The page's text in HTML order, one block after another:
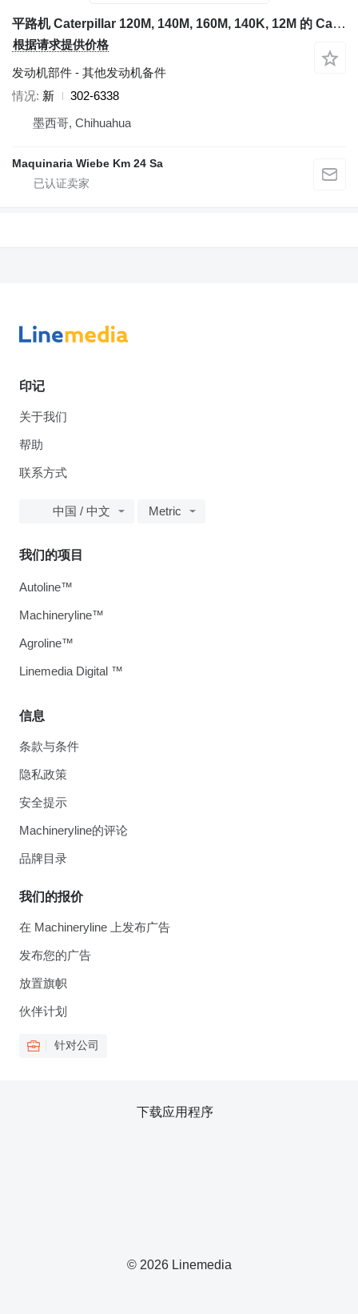
平路机 Caterpillar 120M, 140M, 160M, 140K, 12M 的 Caterpillar 302-6338
根据请求提供价格
发动机部件 - 其他发动机备件
情况 新
302-6338
墨西哥, Chihuahua
Maquinaria Wiebe Km 24 Sa
印记
关于我们
帮助
联系方式
中国 / 中文 Metric
信息
条款与条件
隐私政策
安全提示
Machineryline的评论
品牌目录
我们的报价
在 Machineryline 上发布广告
发布您的广告
放置旗帜
伙伴计划
针对公司
我们的项目
Autoline™
Machineryline™
Agroline™
Linemedia Digital ™
© 2026 Linemedia
下载应用程序